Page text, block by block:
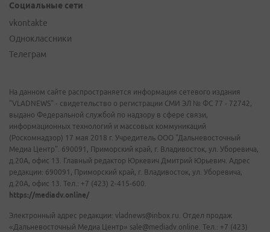
Социальные сети
vkontakte
Одноклассники
Телеграм
На данном сайте распространяется информация сетевого издания
"VLADNEWS" - свидетельство о регистрации СМИ ЭЛ № ФС 77 - 72742,
выдано Федеральной службой по надзору в сфере связи,
информационных технологий и массовых коммуникаций
(Роскомнадзор) 17 мая 2018 г. Учредитель ООО "Дальневосточный
Медиа Центр". 690091, Приморский край, г. Владивосток, ул. Уборевича,
д.20А, офис 13. Главный редактор Юркевич Дмитрий Юрьевич. Адрес
редакции: 690091, Приморский край, г. Владивосток, ул. Уборевича,
д.20А, офис 13. Тел.: +7 (423) 2-415-600.
https://mediadv.online/
Электронный адрес редакции: vladnews@inbox.ru. Отдел продаж
«Дальневосточный Медиа Центр» sale@mediadv.online. Тел.: +7 (423)